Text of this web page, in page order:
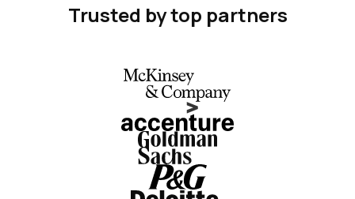
Trusted by top partners